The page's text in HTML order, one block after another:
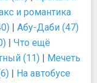
и романтика
| Абу-Даби (47)
| Что ещё
(11) | Мечеть
| На автобусе